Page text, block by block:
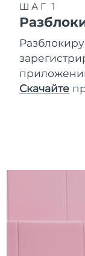
ШАГ 1
Скачайте